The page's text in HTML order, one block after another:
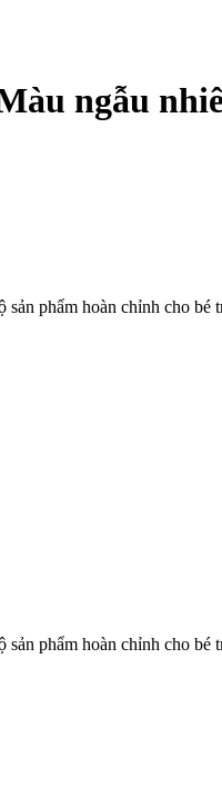
ngẫu
phẩm hoàn chỉnh cho bé
phẩm hoàn chỉnh cho bé